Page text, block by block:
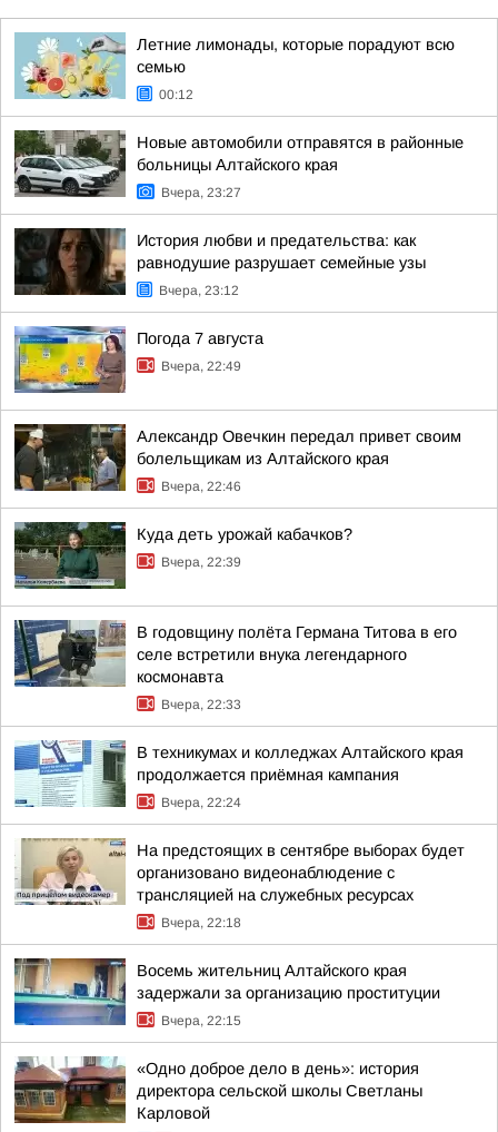
Летние лимонады, которые порадуют всю
семью
00:12
Новые автомобили отправятся в районные
больницы Алтайского края
Вчера, 23:27
История любви и предательства: как
равнодушие разрушает семейные узы
Вчера, 23:12
Погода 7 августа
Вчера, 22:49
Александр Овечкин передал привет своим
болельщикам из Алтайского края
Вчера, 22:46
Куда деть урожай кабачков?
Вчера, 22:39
В годовщину полёта Германа Титова в его
селе встретили внука легендарного
космонавта
Вчера, 22:33
В техникумах и колледжах Алтайского края
продолжается приёмная кампания
Вчера, 22:24
На предстоящих в сентябре выборах будет
организовано видеонаблюдение с
трансляцией на служебных ресурсах
Вчера, 22:18
Восемь жительниц Алтайского края
задержали за организацию проституции
Вчера, 22:15
«Одно доброе дело в день»: история
директора сельской школы Светланы
Карловой